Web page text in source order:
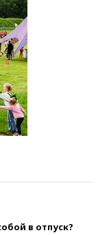
в отпуск?